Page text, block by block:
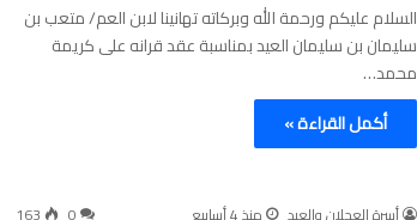
السلام عليكم ورحمة الله وبركاته تهانينا لابن العم/ متعب بن
سليمان بن سليمان العيد بمناسبة عقد قرانه على كريمة
محمد…
أكمل القراءة »
أسرة العجلان والعيد منذ 4 أسابيع 0
163